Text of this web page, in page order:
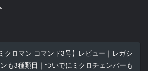
クロマン コマンド3号】レビュー｜レガシ
も3種類目｜ついでにミクロチェンバーも